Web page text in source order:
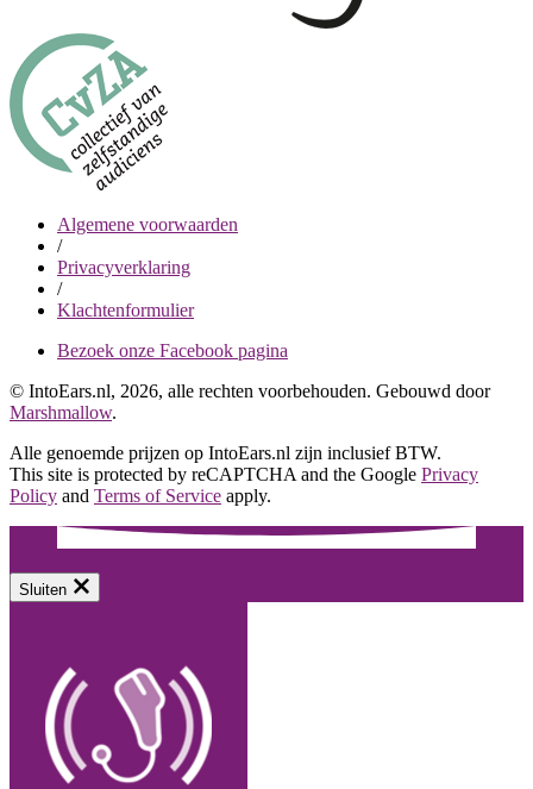
Algemene voorwaarden
/
Privacyverklaring
/
Klachtenformulier
Bezoek onze Facebook pagina
© IntoEars.nl, 2026, alle rechten voorbehouden. Gebouwd door
Marshmallow.
Alle genoemde prijzen op IntoEars.nl zijn inclusief BTW.
This site is protected by reCAPTCHA and the Google Privacy
Policy and Terms of Service apply.
Sluiten